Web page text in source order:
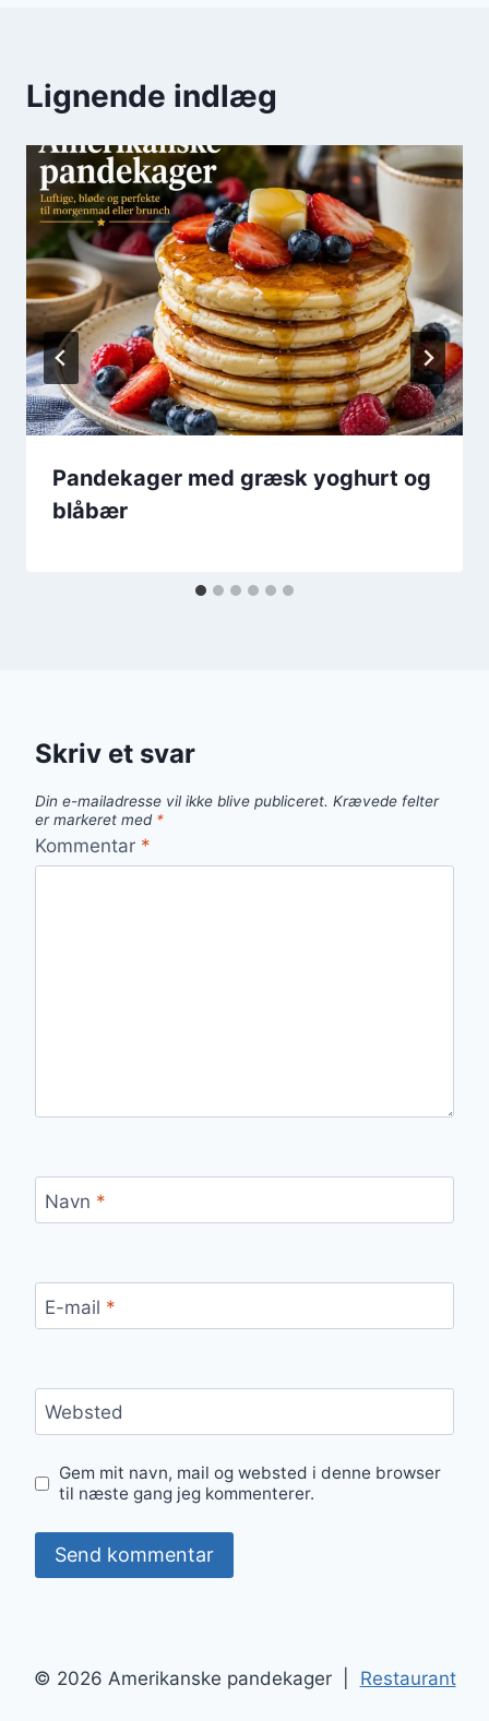
Lignende indlæg
Pandekager med græsk yoghurt og
blåbær
Skriv et svar
Din e-mailadresse vil ikke blive publiceret. Krævede felter
er markeret med *
Kommentar *
Navn *
E-mail *
Websted
Gem mit navn, mail og websted i denne browser
til næste gang jeg kommenterer.
© 2026 Amerikanske pandekager | Restaurant